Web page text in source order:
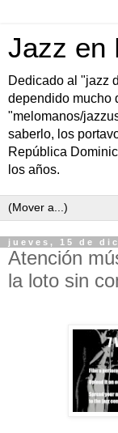
Jazz en
Dedicado al "jazz
dependido mucho
"melomanos/
saberlo, los
República
los años.
jueves, 15 de
Atención
la loto sin